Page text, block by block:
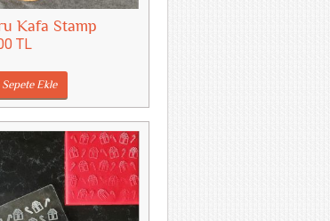
Kafa Stamp
TL
Ekle